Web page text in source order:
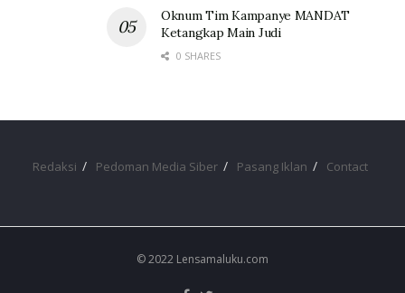
Oknum Tim Kampanye MANDAT
Ketangkap Main Judi
0 SHARES
Redaksi Pedoman Media Siber Pasang Iklan Contact
© 2022 Lensamaluku.com